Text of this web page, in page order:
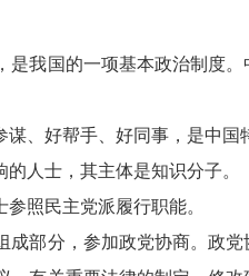
国的一项基本政治制度。
好帮手、好同事，是中国
人士，其主体是知识分子。
照民主党派履行职能。
分，参加政党协商。政党